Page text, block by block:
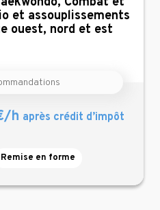
et assouplissements
ouest, nord et est
h après crédit d’impôt
Remise en forme